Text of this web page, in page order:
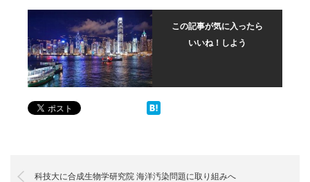
この記事が気に入ったら
いいね！しよう
科技大に合成生物学研究院 海洋汚染問題に取り組みへ